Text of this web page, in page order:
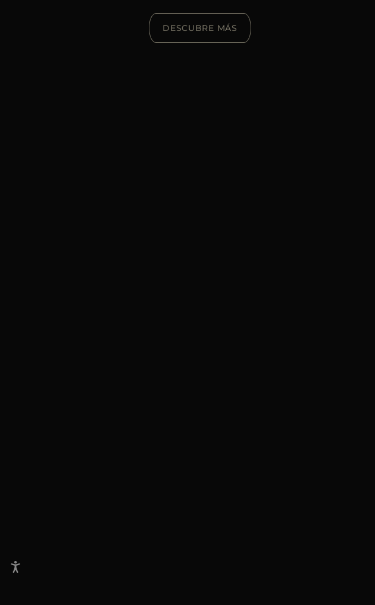
DESCUBRE MÁS